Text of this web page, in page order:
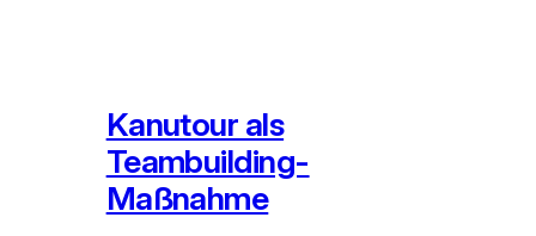
Kanutour als
Teambuilding-
Maßnahme